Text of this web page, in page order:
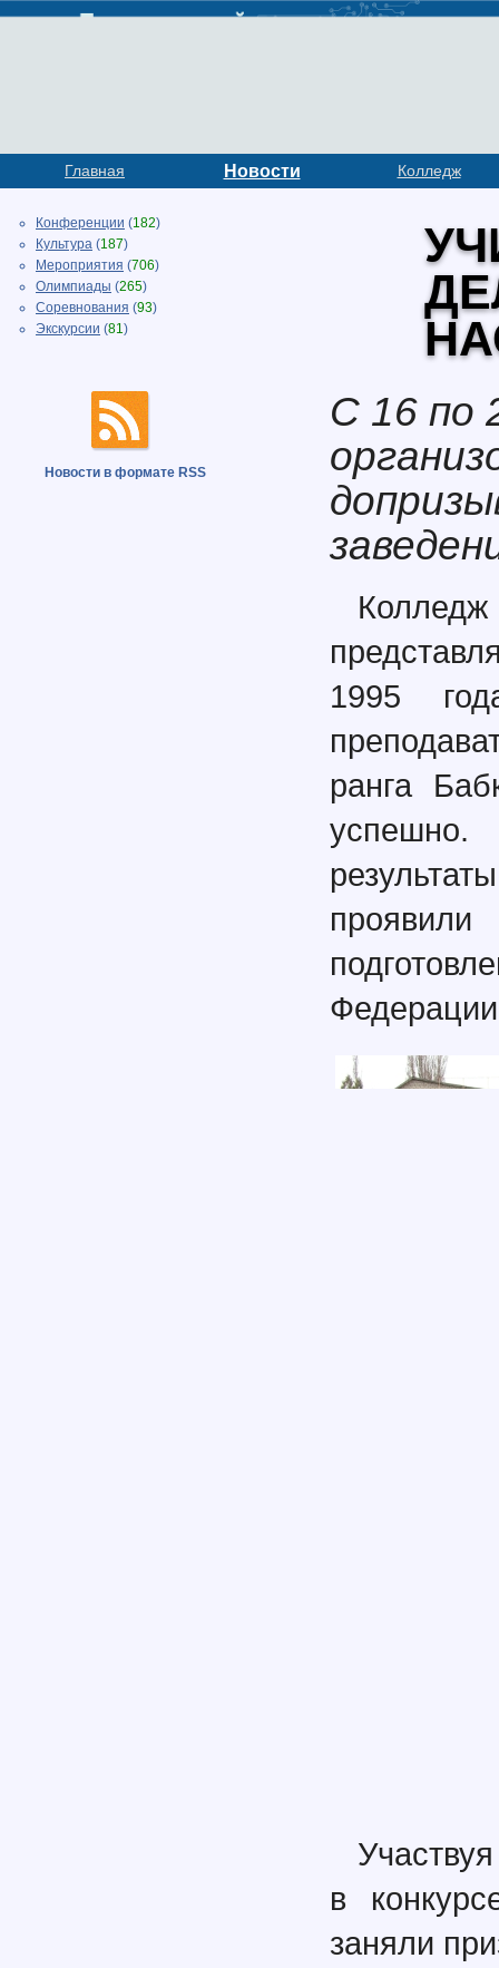
Главная Новости Колледж
Конференции (182)
Культура (187)
Мероприятия (706)
Олимпиады (265)
Соревнования (93)
Экскурсии (81)
Новости в формате RSS
С 16 по
1995
ранга
в
заняли